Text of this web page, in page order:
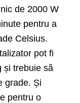
de 2000 W
pentru a
Celsius.
pot fi
și trebuie să
grade. Și
pentru o